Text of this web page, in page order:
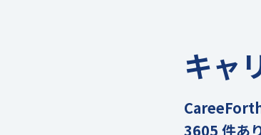
キャ
3605 件あ